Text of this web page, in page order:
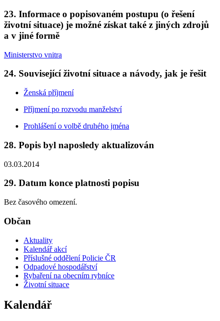
23. Informace o popisovaném postupu (o řešení
životní situace) je možné získat také z jiných zdrojů
a v jiné formě
Ministerstvo vnitra
24. Související životní situace a návody, jak je řešit
Ženská příjmení
Příjmení po rozvodu manželství
Prohlášení o volbě druhého jména
28. Popis byl naposledy aktualizován
03.03.2014
29. Datum konce platnosti popisu
Bez časového omezení.
Občan
Aktuality
Kalendář akcí
Příslušné oddělení Policie ČR
Odpadové hospodářství
Rybaření na obecním rybníce
Životní situace
Kalendář